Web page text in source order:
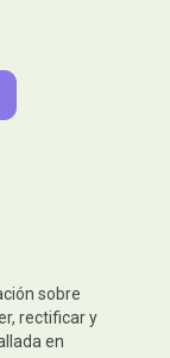
sobre
rectificar y
en